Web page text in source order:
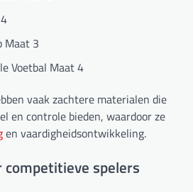
Maat 3
Voetbal Maat 4
vaak zachtere materialen die
en controle bieden, waardoor ze
en vaardigheidsontwikkeling.
spelers